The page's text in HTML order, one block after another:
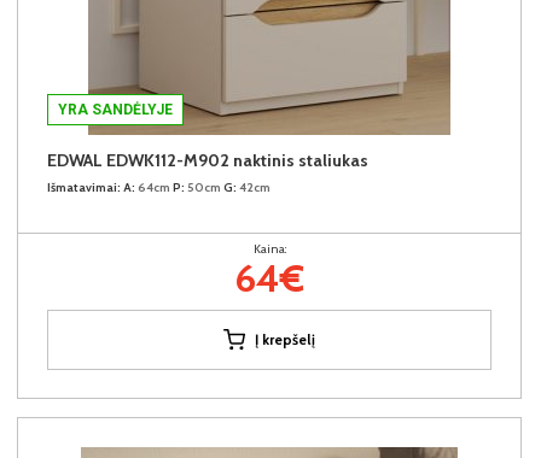
YRA SANDĖLYJE
EDWAL EDWK112-M902 naktinis staliukas
Išmatavimai: A: 64cm P: 50cm G: 42cm
Kaina:
64€
Į krepšelį